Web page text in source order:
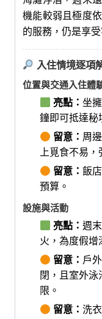
機能較弱且極度
的服務，仍是享
入住情境逐項
位置與交通入住體
亮點：坐
鐘即可抵達秘
留意： 周
上覓食不易，
留意：飯
預算。
設施與活動
亮點：週
火，為度假增
留意： 戶
閉，且室外
限。
留意：洗